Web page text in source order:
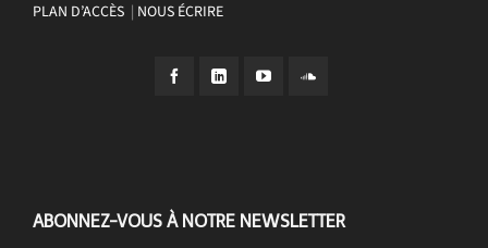
PLAN D’ACCÈS | NOUS ÉCRIRE
ABONNEZ-VOUS À NOTRE NEWSLETTER